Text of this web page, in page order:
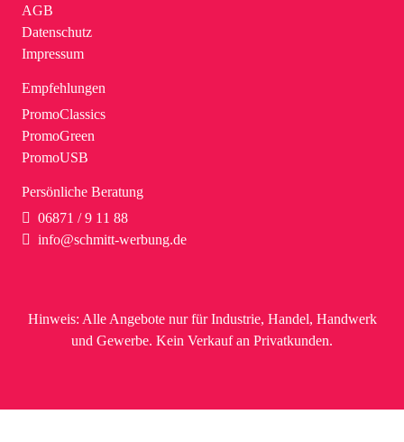
AGB
Datenschutz
Impressum
Empfehlungen
PromoClassics
PromoGreen
PromoUSB
Persönliche Beratung
06871 / 9 11 88
info@schmitt-werbung.de
Hinweis: Alle Angebote nur für Industrie, Handel, Handwerk
und Gewerbe. Kein Verkauf an Privatkunden.